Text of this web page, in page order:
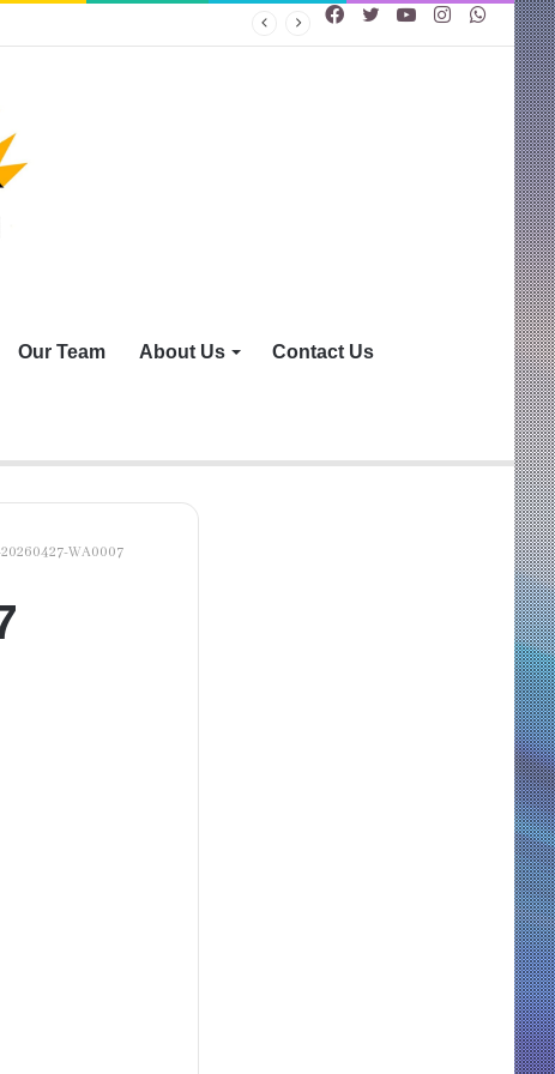
Instagram
YouTube
Twitter
Facebook
Our Team About Us Contact Us
WA0007